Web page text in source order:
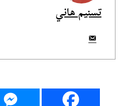
تسنيم هاني